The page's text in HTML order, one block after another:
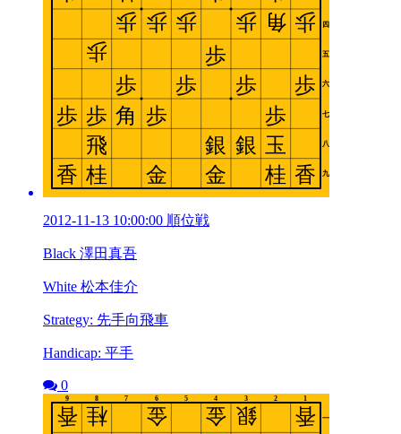
2012-11-13 10:00:00 順位戦
Black 澤田真吾
White 松本佳介
Strategy: 先手向飛車
Handicap: 平手
0